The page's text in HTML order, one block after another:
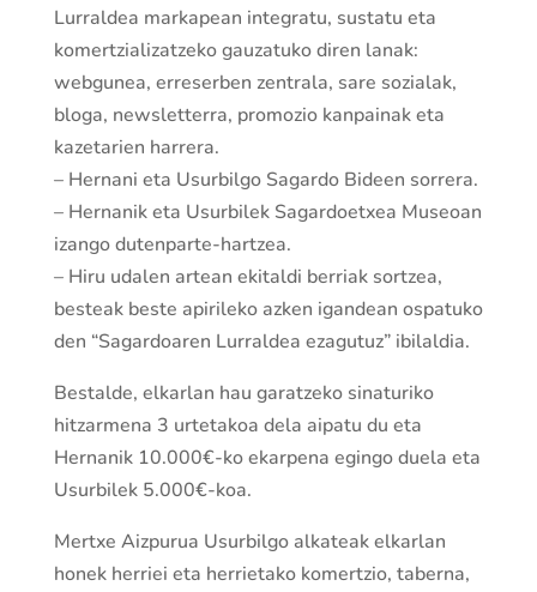
Lurraldea markapean integratu, sustatu eta
komertzializatzeko gauzatuko diren lanak:
webgunea, erreserben zentrala, sare sozialak,
bloga, newsletterra, promozio kanpainak eta
kazetarien harrera.
– Hernani eta Usurbilgo Sagardo Bideen sorrera.
– Hernanik eta Usurbilek Sagardoetxea Museoan
izango dutenparte-hartzea.
– Hiru udalen artean ekitaldi berriak sortzea,
besteak beste apirileko azken igandean ospatuko
den “Sagardoaren Lurraldea ezagutuz” ibilaldia.
Bestalde, elkarlan hau garatzeko sinaturiko
hitzarmena 3 urtetakoa dela aipatu du eta
Hernanik 10.000€-ko ekarpena egingo duela eta
Usurbilek 5.000€-koa.
Mertxe Aizpurua Usurbilgo alkateak elkarlan
honek herriei eta herrietako komertzio, taberna,